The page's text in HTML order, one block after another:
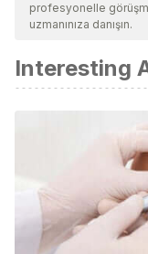
tarafından
kabul edildi.
Vejrup K.,
al., Prenatal
consumption and
years. Environ Int,
Preubel K., Milde-
K., Werber D.,
associated
profesyonelle
uzmanınıza danışın.
Interesting